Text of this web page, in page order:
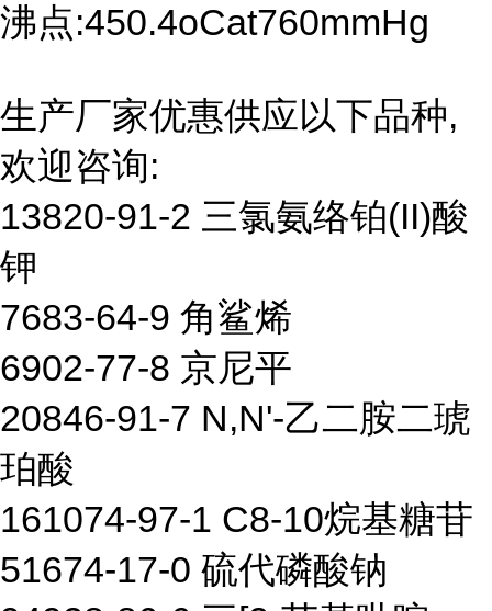
沸点:450.4oCat760mmHg
生产厂家优惠供应以下品种,
欢迎咨询:
13820-91-2 三氯氨络铂(II)酸
钾
7683-64-9 角鲨烯
6902-77-8 京尼平
20846-91-7 N,N'-乙二胺二琥
珀酸
161074-97-1 C8-10烷基糖苷
51674-17-0 硫代磷酸钠